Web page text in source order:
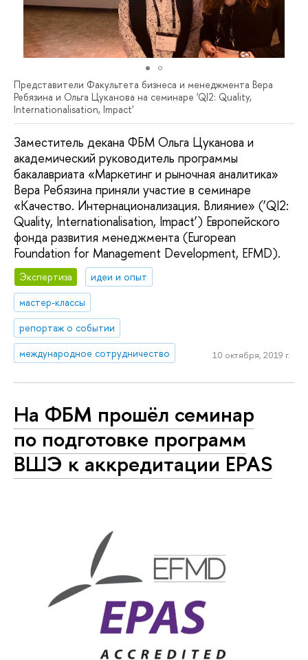
Представители Факультета бизнеса и менеджмента Вера
Ребязина и Ольга Цуканова на семинаре 'QI2: Quality,
Internationalisation, Impact'
Заместитель декана ФБМ Ольга Цуканова и
академический руководитель программы
бакалавриата «Маркетинг и рыночная аналитика»
Вера Ребязина приняли участие в семинаре
«Качество. Интернационализация. Влияние» (‘QI2:
Quality, Internationalisation, Impact’) Европейского
фонда развития менеджмента (European
Foundation for Management Development, EFMD).
Экспертиза
идеи и опыт
мастер-классы
репортаж о событии
международное сотрудничество
10 октября, 2019 г.
На ФБМ прошёл семинар
по подготовке программ
ВШЭ к аккредитации EPAS